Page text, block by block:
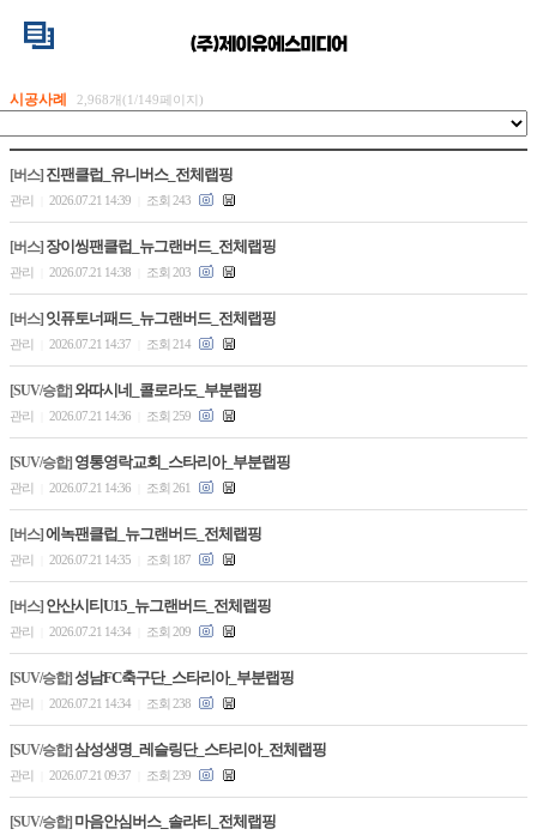
시공사례 2,968개(1/149페이지)
[버스] 진팬클럽_유니버스_전체랩핑
관리 2026.07.21 14:39 조회 243
[버스] 장이씽팬클럽_뉴그랜버드_전체랩핑
관리 2026.07.21 14:38 조회 203
[버스] 잇퓨토너패드_뉴그랜버드_전체랩핑
관리 2026.07.21 14:37 조회 214
[SUV/승합] 와따시네_콜로라도_부분랩핑
관리 2026.07.21 14:36 조회 259
[SUV/승합] 영통영락교회_스타리아_부분랩핑
관리 2026.07.21 14:36 조회 261
[버스] 에녹팬클럽_뉴그랜버드_전체랩핑
관리 2026.07.21 14:35 조회 187
[버스] 안산시티U15_뉴그랜버드_전체랩핑
관리 2026.07.21 14:34 조회 209
[SUV/승합] 성남FC축구단_스타리아_부분랩핑
관리 2026.07.21 14:34 조회 238
[SUV/승합] 삼성생명_레슬링단_스타리아_전체랩핑
관리 2026.07.21 09:37 조회 239
[SUV/승합] 마음안심버스_솔라티_전체랩핑